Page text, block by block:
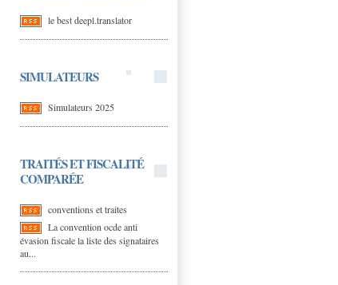
le best deepl.translator
SIMULATEURS
Simulateurs 2025
TRAITÉS ET FISCALITÉ
COMPARÉE
conventions et traites
La convention ocde anti
évasion fiscale la liste des signataires
au...